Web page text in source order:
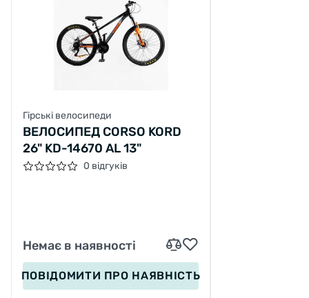
Гірські велосипеди
ВЕЛОCИПЕД CORSO KORD
26" KD-14670 AL 13"
0 відгуків
Немає в наявності
ПОВІДОМИТИ ПРО НАЯВНІСТЬ